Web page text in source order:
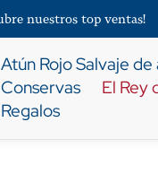
nuestros top ventas!
Atún Rojo Salvaje
Conservas
El Rey
Regalos